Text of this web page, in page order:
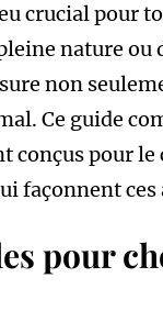
crucial pour
nature
non
Ce guide
conçus pour
façonnent ces
pour